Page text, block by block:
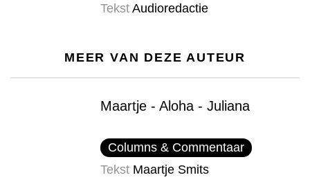
Tekst Audioredactie
MEER VAN DEZE AUTEUR
Maartje - Aloha - Juliana
Columns & Commentaar
Tekst Maartje Smits